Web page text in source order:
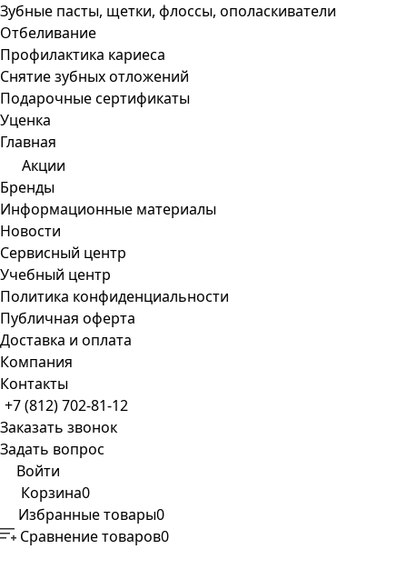
Зубные пасты, щетки, флоссы, ополаскиватели
Отбеливание
Профилактика кариеса
Снятие зубных отложений
Подарочные сертификаты
Уценка
Главная
Акции
Бренды
Информационные материалы
Новости
Сервисный центр
Учебный центр
Политика конфиденциальности
Публичная оферта
Доставка и оплата
Компания
Контакты
+7 (812) 702-81-12
Заказать звонок
Задать вопрос
Войти
Корзина0
Избранные товары0
Сравнение товаров0